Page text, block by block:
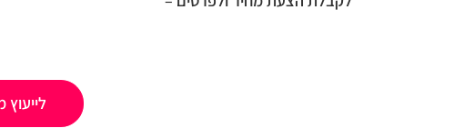
לייעוץ